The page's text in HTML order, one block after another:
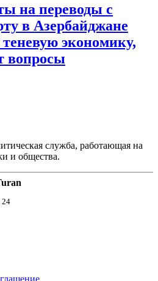
на переводы с
в Азербайджане
экономику,
вопросы
служба, работающая на
и общества.
24